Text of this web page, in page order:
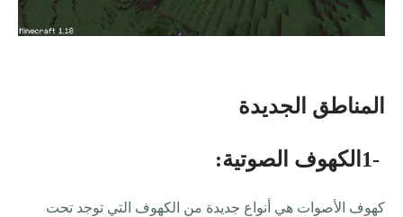
المناطق الجديدة
1- الكهوف الصوتية:
كهوف الأصوات هي أنواع جديدة من الكهوف التي توجد تحت